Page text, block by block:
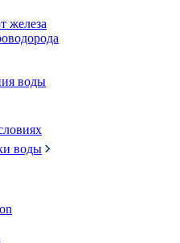
железа
воды
воды